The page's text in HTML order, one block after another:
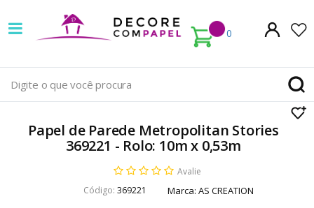
0
Decore
com
papel
é
pioneira
em
venda
Papel de Parede Metropolitan Stories
369221 - Rolo: 10m x 0,53m
Avalie
Código: 369221 Marca: AS CREATION